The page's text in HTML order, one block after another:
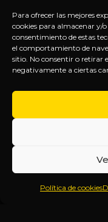
Para ofrecer las mejores
cookies para almacenar y/
consentimiento de estas
el comportamiento de
sitio. No consentir o retirar
negativamente a ciertas
Política de cookies
sobre la agenda
eventos, nuevas
publicaciones y
actualizaciones
suscripción.